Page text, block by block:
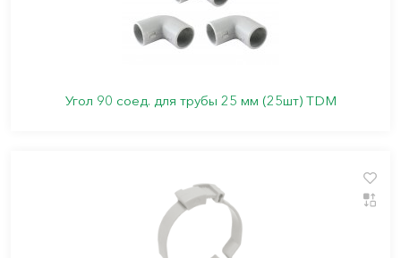
Угол 90 соед. для трубы 25 мм (25шт) TDM